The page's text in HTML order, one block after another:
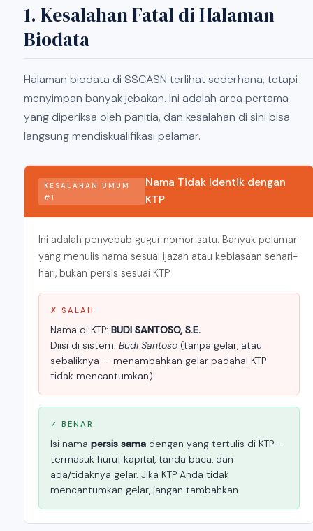
1. Kesalahan Fatal di Halaman
Biodata
Halaman biodata di SSCASN terlihat sederhana, tetapi
menyimpan banyak jebakan. Ini adalah area pertama
yang diperiksa oleh panitia, dan kesalahan di sini bisa
langsung mendiskualifikasi pelamar.
KESALAHAN UMUM
#1
Nama Tidak Identik dengan
KTP
Ini adalah penyebab gugur nomor satu. Banyak pelamar
yang menulis nama sesuai ijazah atau kebiasaan sehari-
hari, bukan persis sesuai KTP.
✗ SALAH
Nama di KTP: BUDI SANTOSO, S.E.
Diisi di sistem: Budi Santoso (tanpa gelar, atau
sebaliknya — menambahkan gelar padahal KTP
tidak mencantumkan)
✓ BENAR
Isi nama persis sama dengan yang tertulis di KTP —
termasuk huruf kapital, tanda baca, dan
ada/tidaknya gelar. Jika KTP Anda tidak
mencantumkan gelar, jangan tambahkan.